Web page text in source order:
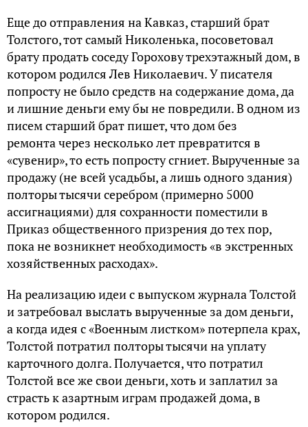
Еще до отправления на Кавказ, старший брат
Толстого, тот самый Николенька, посоветовал
брату продать соседу Горохову трехэтажный дом, в
котором родился Лев Николаевич. У писателя
попросту не было средств на содержание дома, да
и лишние деньги ему бы не повредили. В одном из
писем старший брат пишет, что дом без
ремонта через несколько лет превратится в
«сувенир», то есть попросту сгниет. Вырученные за
продажу (не всей усадьбы, а лишь одного здания)
полторы тысячи серебром (примерно 5000
ассигнациями) для сохранности поместили в
Приказ общественного призрения до тех пор,
пока не возникнет необходимость «в экстренных
хозяйственных расходах».
На реализацию идеи с выпуском журнала Толстой
и затребовал выслать вырученные за дом деньги,
а когда идея с «Военным листком» потерпела крах,
Толстой потратил полторы тысячи на уплату
карточного долга. Получается, что потратил
Толстой все же свои деньги, хоть и заплатил за
страсть к азартным играм продажей дома, в
котором родился.